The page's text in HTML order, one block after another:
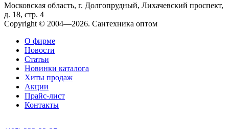
Московская область, г. Долгопрудный, Лихачевский проспект,
д. 18, стр. 4
Copyright © 2004—2026. Сантехника оптом
О фирме
Новости
Статьи
Новинки каталога
Хиты продаж
Акции
Прайс-лист
Контакты